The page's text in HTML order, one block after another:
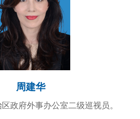
周建华
政府外事办公室二级巡视员。